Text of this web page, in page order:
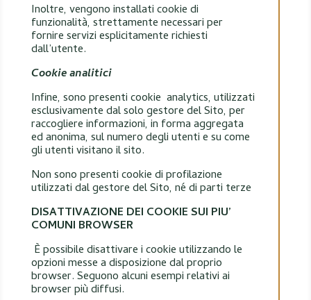
Inoltre, vengono installati cookie di
funzionalità, strettamente necessari per
fornire servizi esplicitamente richiesti
dall’utente.
Cookie analitici
Infine, sono presenti cookie analytics, utilizzati
esclusivamente dal solo gestore del Sito, per
raccogliere informazioni, in forma aggregata
ed anonima, sul numero degli utenti e su come
gli utenti visitano il sito.
Non sono presenti cookie di profilazione
utilizzati dal gestore del Sito, né di parti terze
DISATTIVAZIONE DEI COOKIE SUI PIU’
COMUNI BROWSER
È possibile disattivare i cookie utilizzando le
opzioni messe a disposizione dal proprio
browser. Seguono alcuni esempi relativi ai
browser più diffusi.